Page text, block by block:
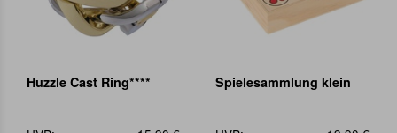
Huzzle Cast Ring**** Spielesammlung klein